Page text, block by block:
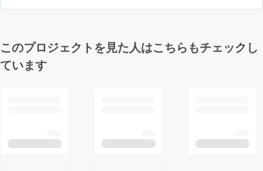
このプロジェクトを見た人はこちらもチェックし
ています